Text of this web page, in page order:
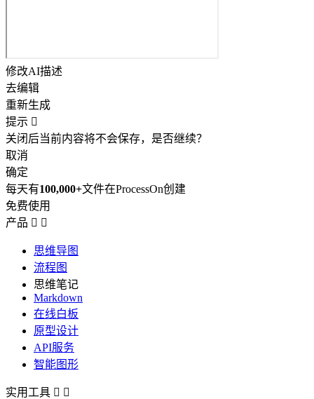
修改AI描述
去编辑
重新生成
提示 
关闭后当前内容将不会保存，是否继续？
取消
确定
每天有100,000+文件在ProcessOn创建
免费使用
产品  
思维导图
流程图
思维笔记
Markdown
在线白板
原型设计
API服务
智能图形
实用工具  